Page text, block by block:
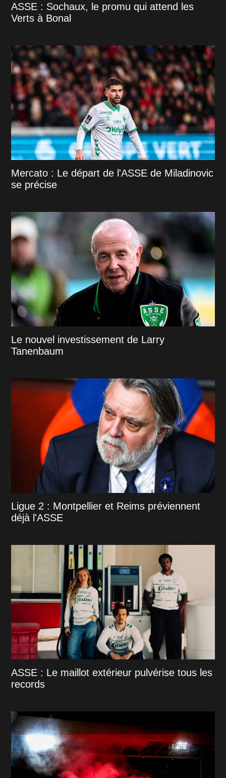
ASSE : Sochaux, le promu qui attend les
Verts à Bonal
Mercato : Le départ de l'ASSE de Miladinovic
se précise
Le nouvel investissement de Larry
Tanenbaum
Ligue 2 : Montpellier et Reims préviennent
déjà l'ASSE
ASSE : Le maillot extérieur pulvérise tous les
records